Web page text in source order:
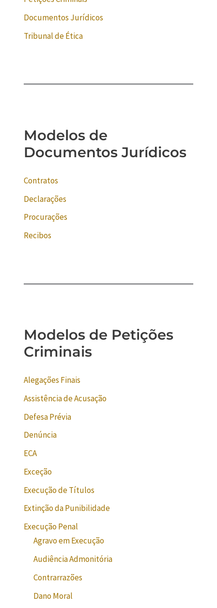
Documentos Jurídicos
Tribunal de Ética
Modelos de
Documentos Jurídicos
Contratos
Declarações
Procurações
Recibos
Modelos de Petições
Criminais
Alegações Finais
Assistência de Acusação
Defesa Prévia
Denúncia
ECA
Exceção
Execução de Títulos
Extinção da Punibilidade
Execução Penal
Agravo em Execução
Audiência Admonitória
Contrarrazões
Dano Moral